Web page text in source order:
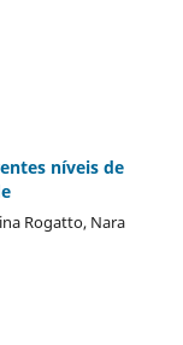
níveis de
Rogatto, Nara